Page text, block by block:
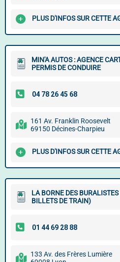
PLUS D'INFOS SUR CETTE
MIN'A AUTOS : AGENCE
PERMIS DE CONDUIRE
161 Av. Franklin Roosevelt
69150 Décines-Charpieu
PLUS D'INFOS SUR CETTE
LA BORNE DES
BILLETS DE TRAIN)
133 Av. des Frères Lumière